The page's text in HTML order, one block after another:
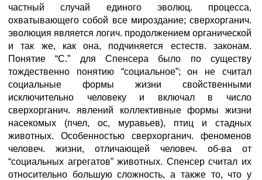
частный случай единого эволюц. процесса,
охватывающего собой все мироздание; сверхорганич.
эволюция является логич. продолжением органической
и так же, как она, подчиняется естеств. законам.
Понятие “С.” для Спенсера было по существу
тождественно понятию “социальное”; он не считал
социальные формы жизни свойственными
исключительно человеку и включал в число
сверхорганич. явлений коллективные формы жизни
насекомых (пчел, ос, муравьев), птиц и стадных
животных. Особенностью сверхорганич. феноменов
человеч. жизни, отличающей человеч. об-ва от
“социальных агрегатов” животных. Спенсер считал их
относительно большую сложность, а также то, что у